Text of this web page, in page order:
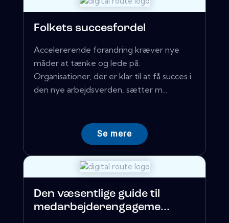
Folkets succesfordel
Accelererende forandring kræver nye
måder at tænke og lede på.
Organisationer, der er klar til at få succes i
den nye arbejdsverden, sætter m...
Se mere
Den væsentlige guide til
medarbejderengageme...